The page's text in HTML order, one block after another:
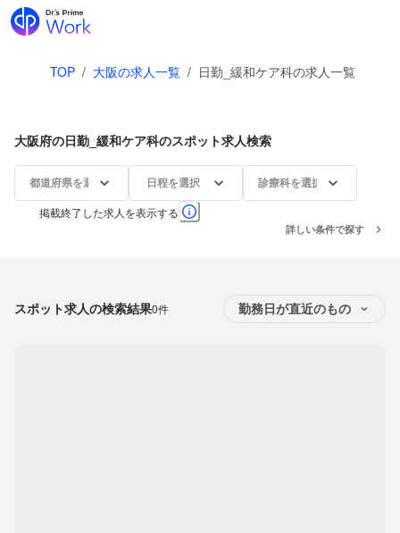
TOP / 大阪の求人一覧 / 日勤_緩和ケア科の求人一覧
大阪府の日勤_緩和ケア科のスポット求人検索
都道府県を選択 日程を選択 診療科を選択
掲載終了した求人を表示する
詳しい条件で探す
スポット求人の検索結果0件 勤務日が直近のもの